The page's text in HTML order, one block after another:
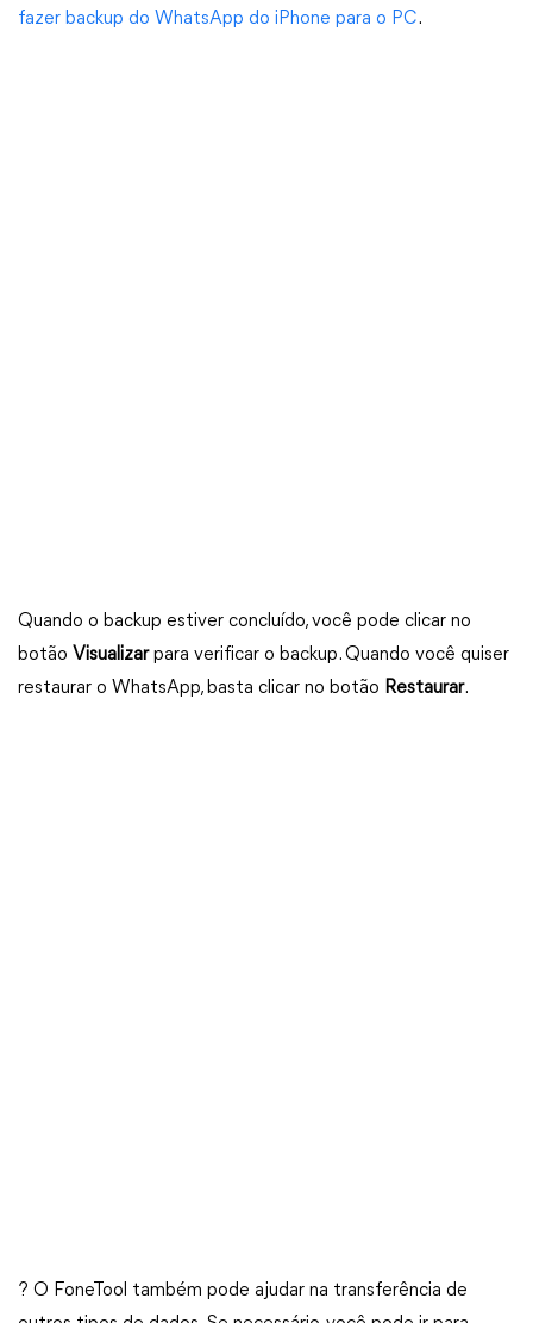
fazer backup do WhatsApp do iPhone para o PC.
Quando o backup estiver concluído, você pode clicar no
botão Visualizarpara verificar o backup. Quando você quiser
restaurar o WhatsApp, basta clicar no botão Restaurar.
? O FoneTool também pode ajudar na transferência de